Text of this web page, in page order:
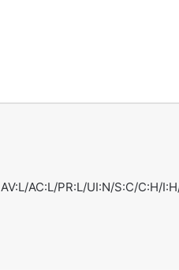
AV:L/AC:L/PR:L/UI:N/S:C/C:H/